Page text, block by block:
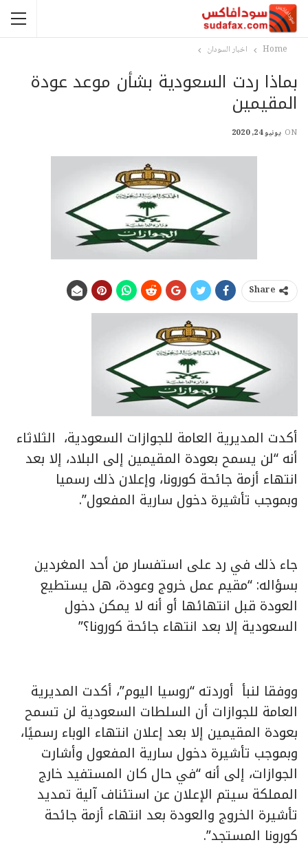
Home اخبار السودان
بماذا ردت السعودية بشأن موعد عودة
المقيمين
ON يونيو 24, 2020
Share
أكدت المديرية العامة للجوازات ​السعودية​، الثلاثاء
أنه “لن يسمح بعودة المقيمين إلى البلاد، إلا بعد
انتهاء أزمة جائحة ​كورونا​، وإعلان ذلك رسميا
وبموجب تأشيرة دخول سارية المفعول”.
جاء ذلك في رد على استفسار من أحد المغردين
بسؤاله: “مقيم عمل خروج وعودة، هل يستطيع
العودة قبل انتهائها أو أنه لا يمكن دخول
السعودية إلا بعد انتهاء جائحة كورونا؟”
ووفقا لنبأ أوردته “روسيا اليوم”، أكدت المديرية
العامة للجوازات أن السلطات السعودية لن تسمح
بعودة المقيمين إلا بعد إعلان انتهاء الوباء رسميًا،
وبموجب تأشيرة دخول سارية المفعول وأشارت
الجوازات، ‏إلى أنه “في حال كان المستفيد خارج
المملكة سيتم الإعلان عن استئناف آلية تمديد
تأشيرة الخروج والعودة بعد انتهاء أزمة جائحة
كورونا المستجد”.